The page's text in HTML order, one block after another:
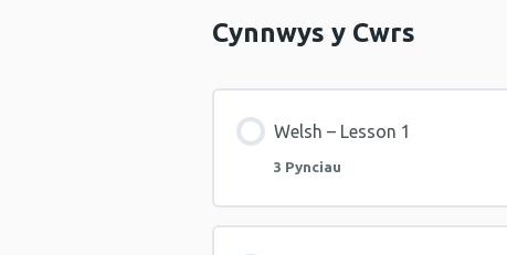
Cynnwys y Cwrs
Welsh – Lesson 1
3 Pynciau